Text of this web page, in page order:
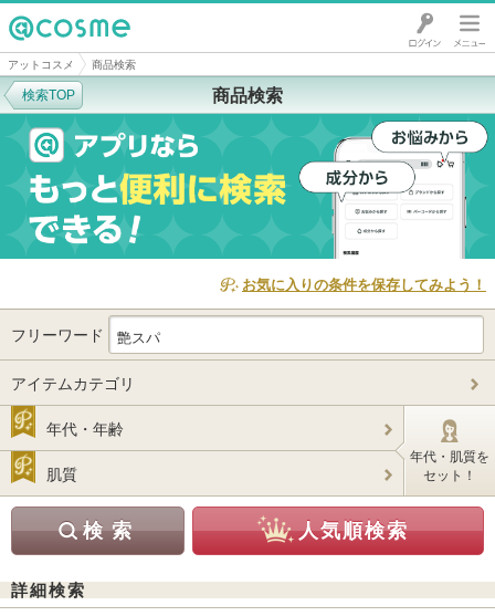
@cosme
アットコスメ 商品検索
商品検索
検索TOP
お気に入りの条件を保存してみよう！
フリーワード
アイテムカテゴリ
年代・年齢
肌質
年代・肌質を
セット！
詳細検索